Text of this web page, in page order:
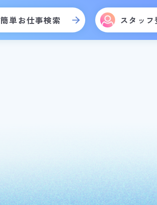
簡単お仕事検索 スタッフ